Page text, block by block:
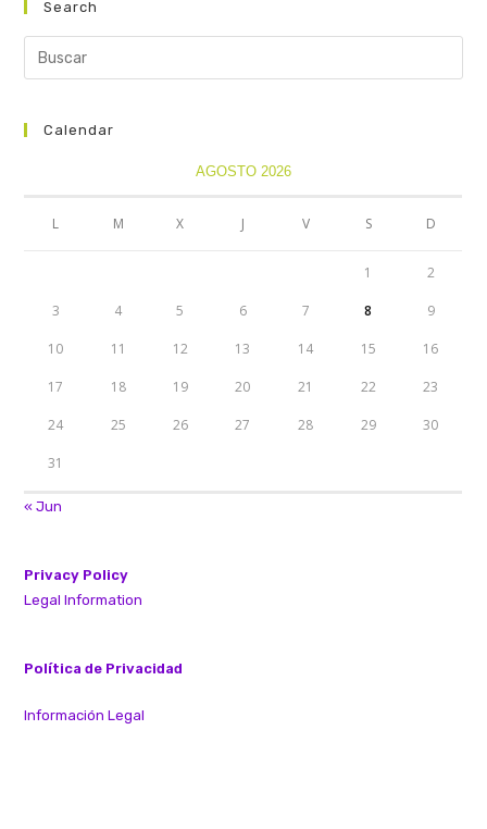
Search
Calendar
AGOSTO 2026
L M X J V S D
1 2
3 4 5 6 7 8 9
10 11 12 13 14 15 16
17 18 19 20 21 22 23
24 25 26 27 28 29 30
31
« Jun
Privacy Policy
Legal Information
Política de Privacidad
Información Legal